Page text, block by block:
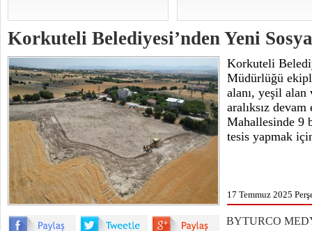
Korkuteli Belediyesi’nden Yeni
Korkuteli
Müdürlüğü
alanı, yeşil alan
aralıksız
Mahallesinde 9
tesis yapmak
17 Temmuz 2025
BYTURCO